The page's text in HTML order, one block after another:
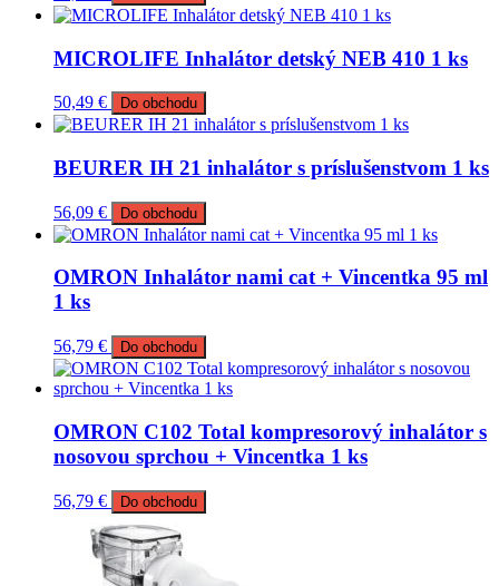
MICROLIFE Inhalátor detský NEB 410 1 ks
50,49 € Do obchodu
BEURER IH 21 inhalátor s príslušenstvom 1 ks
56,09 € Do obchodu
OMRON Inhalátor nami cat + Vincentka 95 ml
1 ks
56,79 € Do obchodu
OMRON C102 Total kompresorový inhalátor s
nosovou sprchou + Vincentka 1 ks
56,79 € Do obchodu